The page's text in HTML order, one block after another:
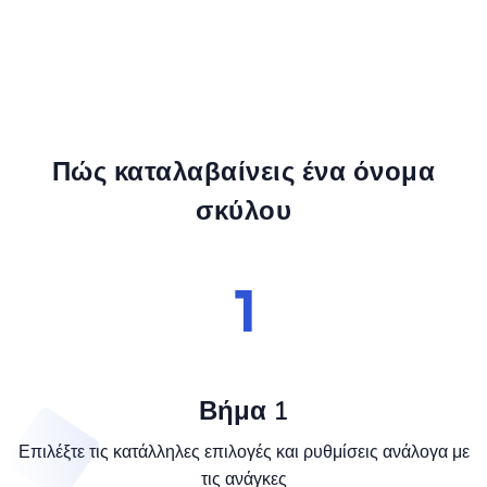
Πώς καταλαβαίνεις ένα όνομα
σκύλου
Βήμα 1
Επιλέξτε τις κατάλληλες επιλογές και ρυθμίσεις ανάλογα με
τις ανάγκες